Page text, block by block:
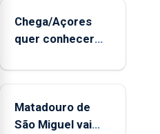
uma
harpa,
permitindo
reforçar
Chega/Açores
quer conhecer
controlar a dívida
Matadouro de
São Miguel vai